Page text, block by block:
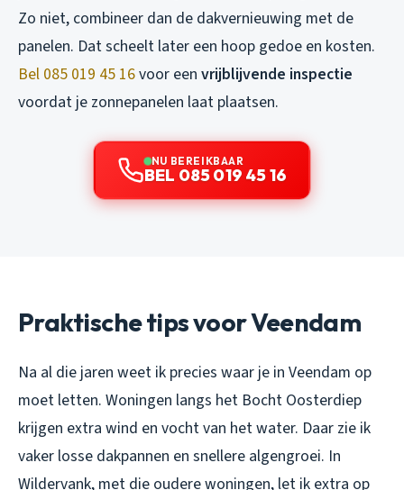
Zo niet, combineer dan de dakvernieuwing met de
panelen. Dat scheelt later een hoop gedoe en kosten.
Bel 085 019 45 16voor een vrijblijvende inspectie
voordat je zonnepanelen laat plaatsen.
NU BEREIKBAAR
BEL 085 019 45 16
Praktische tips voor Veendam
Na al die jaren weet ik precies waar je in Veendam op
moet letten. Woningen langs het Bocht Oosterdiep
krijgen extra wind en vocht van het water. Daar zie ik
vaker losse dakpannen en snellere algengroei. In
Wildervank, met die oudere woningen, let ik extra op